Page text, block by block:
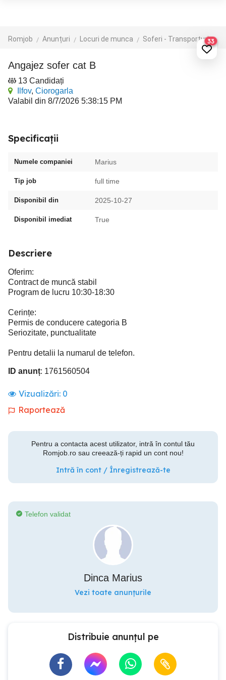
Romjob Anunțuri Locuri de munca Soferi - Transporturi33
Angajez sofer cat B
13 Candidați
Ilfov, Ciorogarla
Valabil din 8/7/2026 5:38:15 PM
Specificații
Numele companiei Marius
Tip job full time
Disponibil din 2025-10-27
Disponibil imediat True
Descriere
Oferim:
Contract de muncă stabil
Program de lucru 10:30-18:30
Cerințe:
Permis de conducere categoria B
Seriozitate, punctualitate
Pentru detalii la numarul de telefon.
ID anunț: 1761560504
Vizualizări: 0
Raportează
Pentru a contacta acest utilizator, intră în contul tău
Romjob.ro sau creează-ți rapid un cont nou!
Intră în cont / Înregistrează-te
Telefon validat
Dinca Marius
Vezi toate anunțurile
Distribuie anunțul pe